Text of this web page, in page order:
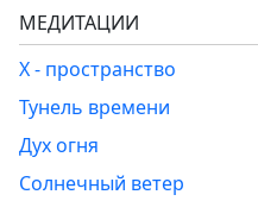
МЕДИТАЦИИ
Х - пространство
Тунель времени
Дух огня
Солнечный ветер